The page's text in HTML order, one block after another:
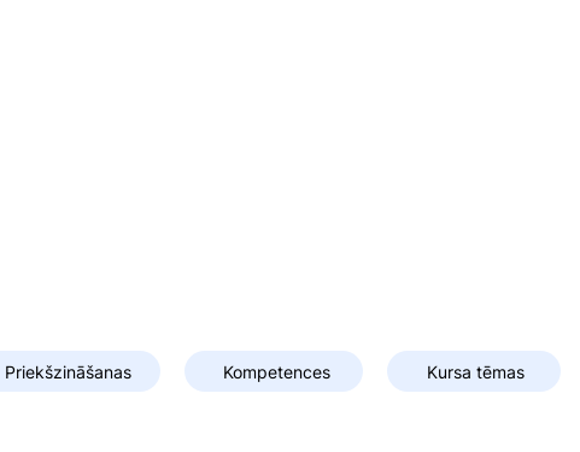
Priekšzināšanas Kompetences Kursa tēmas